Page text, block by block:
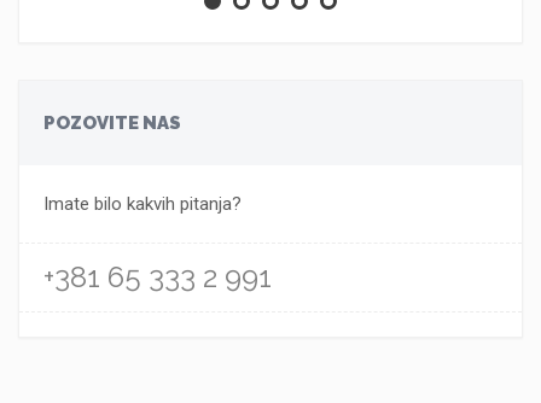
POZOVITE NAS
Imate bilo kakvih pitanja?
+381 65 333 2 991